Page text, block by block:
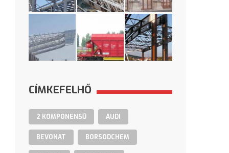
CÍMKEFELHŐ
2 KOMPONENSŰ AUDI
BEVONAT BORSODCHEM